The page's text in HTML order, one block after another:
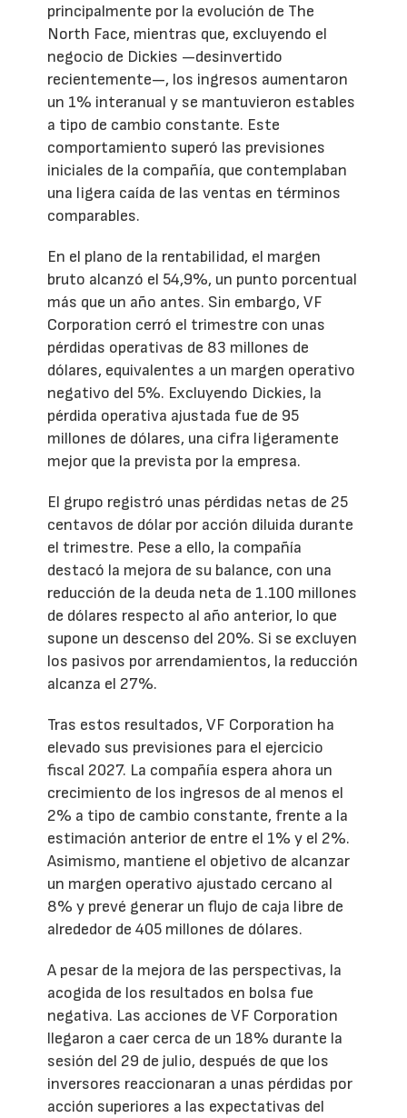
principalmente por la evolución de The
North Face, mientras que, excluyendo el
negocio de Dickies —desinvertido
recientemente—, los ingresos aumentaron
un 1% interanual y se mantuvieron estables
a tipo de cambio constante. Este
comportamiento superó las previsiones
iniciales de la compañía, que contemplaban
una ligera caída de las ventas en términos
comparables.
En el plano de la rentabilidad, el margen
bruto alcanzó el 54,9%, un punto porcentual
más que un año antes. Sin embargo, VF
Corporation cerró el trimestre con unas
pérdidas operativas de 83 millones de
dólares, equivalentes a un margen operativo
negativo del 5%. Excluyendo Dickies, la
pérdida operativa ajustada fue de 95
millones de dólares, una cifra ligeramente
mejor que la prevista por la empresa.
El grupo registró unas pérdidas netas de 25
centavos de dólar por acción diluida durante
el trimestre. Pese a ello, la compañía
destacó la mejora de su balance, con una
reducción de la deuda neta de 1.100 millones
de dólares respecto al año anterior, lo que
supone un descenso del 20%. Si se excluyen
los pasivos por arrendamientos, la reducción
alcanza el 27%.
Tras estos resultados, VF Corporation ha
elevado sus previsiones para el ejercicio
fiscal 2027. La compañía espera ahora un
crecimiento de los ingresos de al menos el
2% a tipo de cambio constante, frente a la
estimación anterior de entre el 1% y el 2%.
Asimismo, mantiene el objetivo de alcanzar
un margen operativo ajustado cercano al
8% y prevé generar un flujo de caja libre de
alrededor de 405 millones de dólares.
A pesar de la mejora de las perspectivas, la
acogida de los resultados en bolsa fue
negativa. Las acciones de VF Corporation
llegaron a caer cerca de un 18% durante la
sesión del 29 de julio, después de que los
inversores reaccionaran a unas pérdidas por
acción superiores a las expectativas del